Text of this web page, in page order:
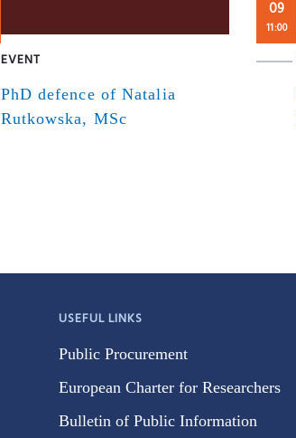
EVENT
PhD defence of Natalia
Rutkowska, MSc
09
11:00
USEFUL LINKS
Public Procurement
European Charter for Researchers
Bulletin of Public Information